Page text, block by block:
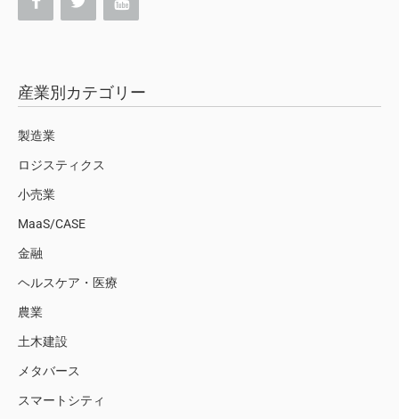
産業別カテゴリー
製造業
ロジスティクス
小売業
MaaS/CASE
金融
ヘルスケア・医療
農業
土木建設
メタバース
スマートシティ